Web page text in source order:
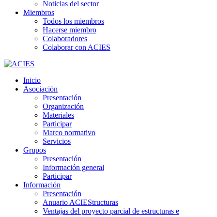
Noticias del sector
Miembros
Todos los miembros
Hacerse miembro
Colaboradores
Colaborar con ACIES
Inicio
Asociación
Presentación
Organización
Materiales
Participar
Marco normativo
Servicios
Grupos
Presentación
Información general
Participar
Información
Presentación
Anuario ACIEStructuras
Ventajas del proyecto parcial de estructuras e